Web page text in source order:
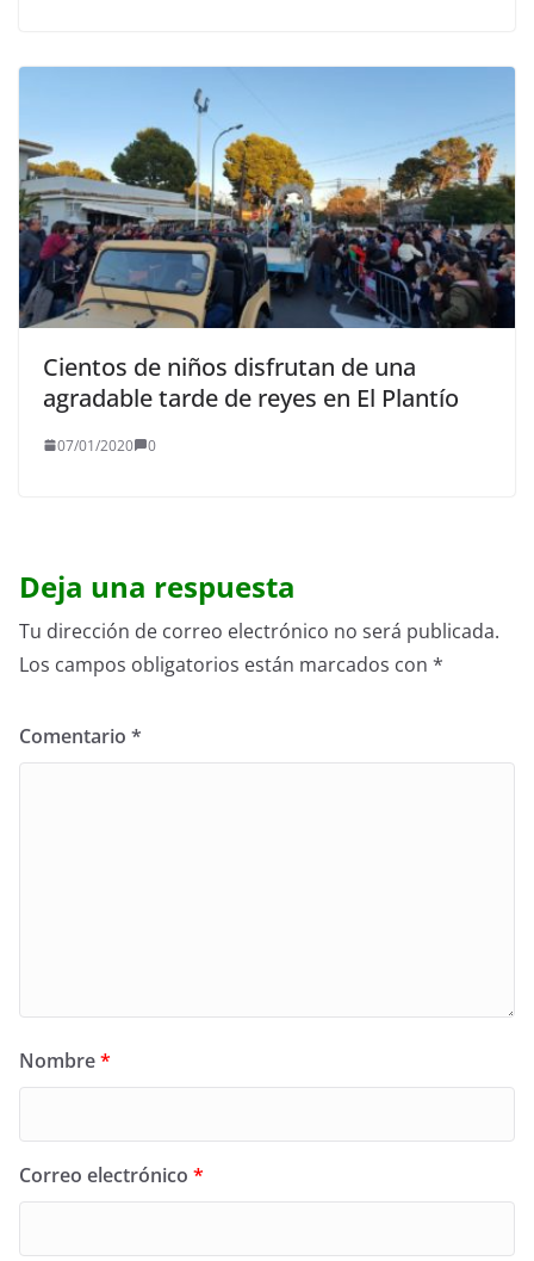
Cientos de niños disfrutan de una
agradable tarde de reyes en El Plantío
07/01/2020 0
Deja una respuesta
Tu dirección de correo electrónico no será publicada.
Los campos obligatorios están marcados con *
Comentario *
Nombre*
Correo electrónico *